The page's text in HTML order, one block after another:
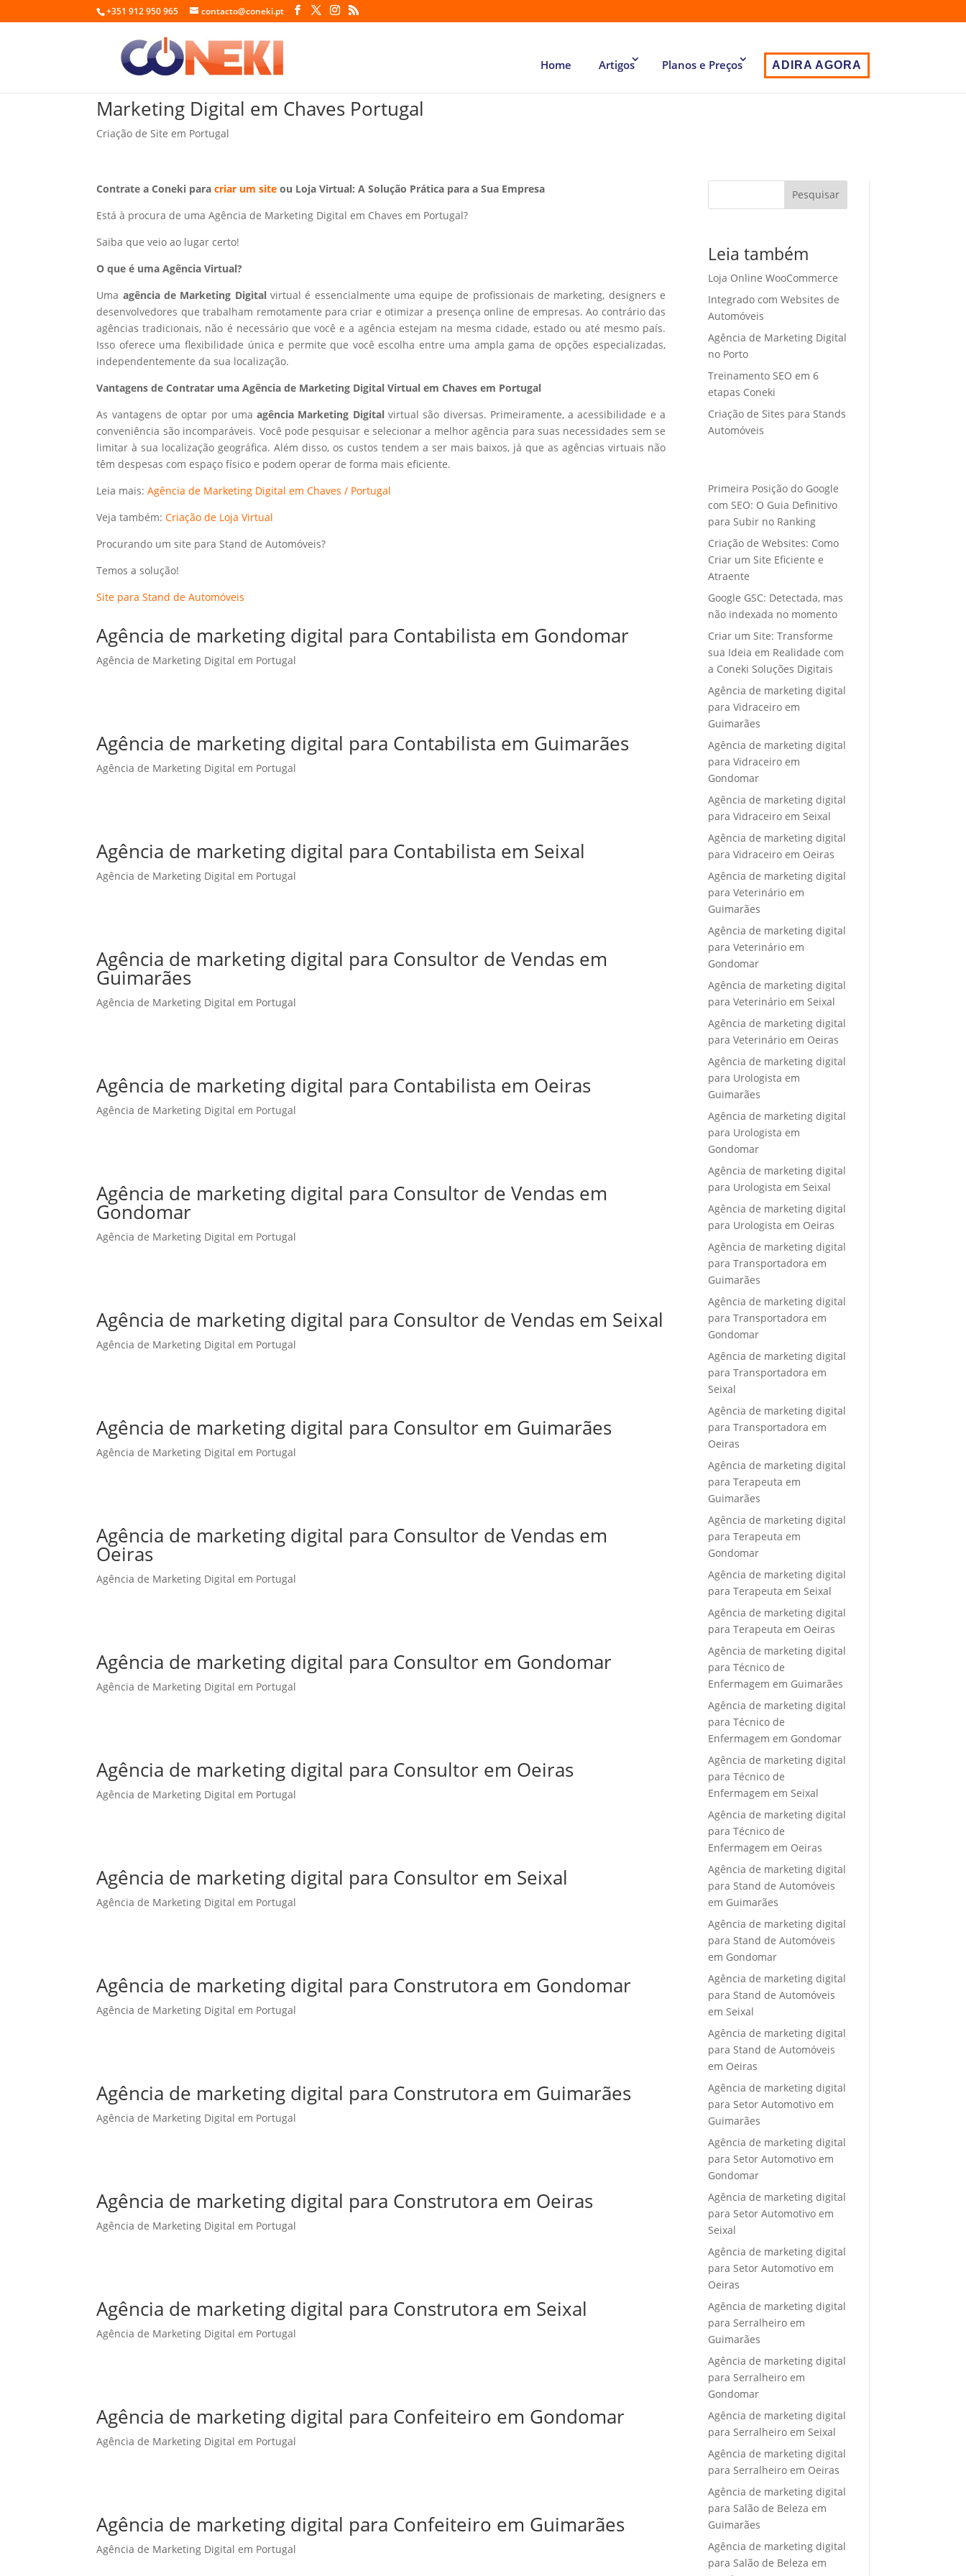
+351 912 950 965 contacto@coneki.pt
Home Artigos Planos e Preços ADIRA AGORA
Marketing Digital em Chaves Portugal
Criação de Site em Portugal
Contrate a Coneki paracriar um site ou Loja Virtual: A Solução Prática para a Sua Empresa
Está à procura de uma Agência de Marketing Digital em Chaves em Portugal?
Saiba que veio ao lugar certo!
O que é uma Agência Virtual?
Uma agência de Marketing Digital virtual é essencialmente uma equipe de profissionais de marketing, designers e
desenvolvedores que trabalham remotamente para criar e otimizar a presença online de empresas. Ao contrário das
agências tradicionais, não é necessário que você e a agência estejam na mesma cidade, estado ou até mesmo país.
Isso oferece uma flexibilidade única e permite que você escolha entre uma ampla gama de opções especializadas,
independentemente da sua localização.
Vantagens de Contratar uma Agência de Marketing Digital Virtual em Chaves em Portugal
As vantagens de optar por umaagência Marketing Digitalvirtual são diversas. Primeiramente, a acessibilidade e a
conveniência são incomparáveis. Você pode pesquisar e selecionar a melhor agência para suas necessidades sem se
limitar à sua localização geográfica. Além disso, os custos tendem a ser mais baixos, já que as agências virtuais não
têm despesas com espaço físico e podem operar de forma mais eficiente.
Leia mais:Agência de Marketing Digital em Chaves / Portugal
Veja também:Criação de Loja Virtual
Procurando um site para Stand de Automóveis?
Temos a solução!
Site para Stand de Automóveis
Agência de marketing digital para Contabilista em Gondomar
Agência de Marketing Digital em Portugal
Agência de marketing digital para Contabilista em Guimarães
Agência de Marketing Digital em Portugal
Agência de marketing digital para Contabilista em Seixal
Agência de Marketing Digital em Portugal
Agência de marketing digital para Consultor de Vendas em
Guimarães
Agência de Marketing Digital em Portugal
Agência de marketing digital para Contabilista em Oeiras
Agência de Marketing Digital em Portugal
Agência de marketing digital para Consultor de Vendas em
Gondomar
Agência de Marketing Digital em Portugal
Agência de marketing digital para Consultor de Vendas em Seixal
Agência de Marketing Digital em Portugal
Agência de marketing digital para Consultor em Guimarães
Agência de Marketing Digital em Portugal
Agência de marketing digital para Consultor de Vendas em
Oeiras
Agência de Marketing Digital em Portugal
Agência de marketing digital para Consultor em Gondomar
Agência de Marketing Digital em Portugal
Agência de marketing digital para Consultor em Oeiras
Agência de Marketing Digital em Portugal
Agência de marketing digital para Consultor em Seixal
Agência de Marketing Digital em Portugal
Agência de marketing digital para Construtora em Gondomar
Agência de Marketing Digital em Portugal
Agência de marketing digital para Construtora em Guimarães
Agência de Marketing Digital em Portugal
Agência de marketing digital para Construtora em Oeiras
Agência de Marketing Digital em Portugal
Agência de marketing digital para Construtora em Seixal
Agência de Marketing Digital em Portugal
Agência de marketing digital para Confeiteiro em Gondomar
Agência de Marketing Digital em Portugal
Agência de marketing digital para Confeiteiro em Guimarães
Agência de Marketing Digital em Portugal
Pesquisar
Leia também
Loja Online WooCommerce
Integrado com Websites de
Automóveis
Agência de Marketing Digital
no Porto
Treinamento SEO em 6
etapas Coneki
Criação de Sites para Stands
Automóveis
Primeira Posição do Google
com SEO: O Guia Definitivo
para Subir no Ranking
Criação de Websites: Como
Criar um Site Eficiente e
Atraente
Google GSC: Detectada, mas
não indexada no momento
Criar um Site: Transforme
sua Ideia em Realidade com
a Coneki Soluções Digitais
Agência de marketing digital
para Vidraceiro em
Guimarães
Agência de marketing digital
para Vidraceiro em
Gondomar
Agência de marketing digital
para Vidraceiro em Seixal
Agência de marketing digital
para Vidraceiro em Oeiras
Agência de marketing digital
para Veterinário em
Guimarães
Agência de marketing digital
para Veterinário em
Gondomar
Agência de marketing digital
para Veterinário em Seixal
Agência de marketing digital
para Veterinário em Oeiras
Agência de marketing digital
para Urologista em
Guimarães
Agência de marketing digital
para Urologista em
Gondomar
Agência de marketing digital
para Urologista em Seixal
Agência de marketing digital
para Urologista em Oeiras
Agência de marketing digital
para Transportadora em
Guimarães
Agência de marketing digital
para Transportadora em
Gondomar
Agência de marketing digital
para Transportadora em
Seixal
Agência de marketing digital
para Transportadora em
Oeiras
Agência de marketing digital
para Terapeuta em
Guimarães
Agência de marketing digital
para Terapeuta em
Gondomar
Agência de marketing digital
para Terapeuta em Seixal
Agência de marketing digital
para Terapeuta em Oeiras
Agência de marketing digital
para Técnico de
Enfermagem em Guimarães
Agência de marketing digital
para Técnico de
Enfermagem em Gondomar
Agência de marketing digital
para Técnico de
Enfermagem em Seixal
Agência de marketing digital
para Técnico de
Enfermagem em Oeiras
Agência de marketing digital
para Stand de Automóveis
em Guimarães
Agência de marketing digital
para Stand de Automóveis
em Gondomar
Agência de marketing digital
para Stand de Automóveis
em Seixal
Agência de marketing digital
para Stand de Automóveis
em Oeiras
Agência de marketing digital
para Setor Automotivo em
Guimarães
Agência de marketing digital
para Setor Automotivo em
Gondomar
Agência de marketing digital
para Setor Automotivo em
Seixal
Agência de marketing digital
para Setor Automotivo em
Oeiras
Agência de marketing digital
para Serralheiro em
Guimarães
Agência de marketing digital
para Serralheiro em
Gondomar
Agência de marketing digital
para Serralheiro em Seixal
Agência de marketing digital
para Serralheiro em Oeiras
Agência de marketing digital
para Salão de Beleza em
Guimarães
Agência de marketing digital
para Salão de Beleza em